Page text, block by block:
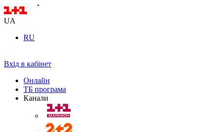
UA
RU
Вхід в кабінет
Онлайн
ТБ програма
Канали